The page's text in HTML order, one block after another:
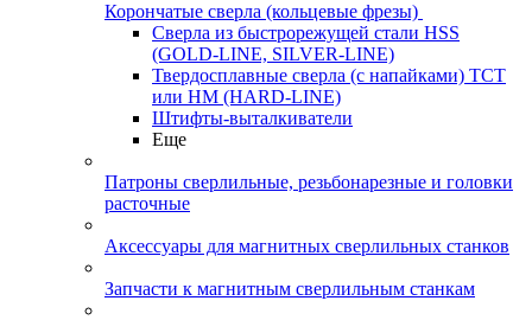
Корончатые сверла (кольцевые фрезы)
Сверла из быстрорежущей стали HSS
(GOLD-LINE, SILVER-LINE)
Твердосплавные сверла (с напайками) ТСТ
или HM (HARD-LINE)
Штифты-выталкиватели
Еще
Патроны сверлильные, резьбонарезные и головки
расточные
Аксессуары для магнитных сверлильных станков
Запчасти к магнитным сверлильным станкам